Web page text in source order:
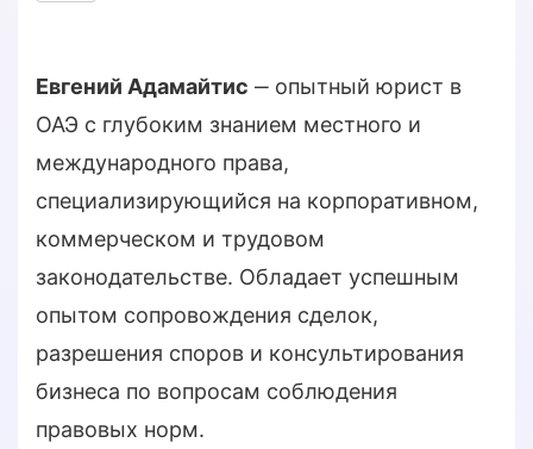
Евгений Адамайтис ‒ опытный юрист в
ОАЭ с глубоким знанием местного и
международного права,
специализирующийся на корпоративном,
коммерческом и трудовом
законодательстве. Обладает успешным
опытом сопровождения сделок,
разрешения споров и консультирования
бизнеса по вопросам соблюдения
правовых норм.